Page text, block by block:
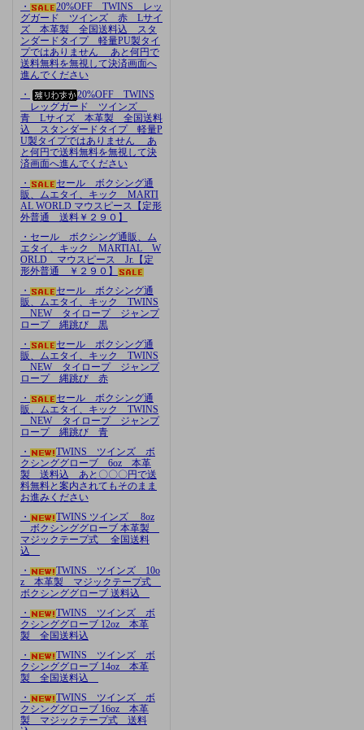
・
20%OFF TWINS レッ
グガード ツインズ 赤 Lサイ
ズ 本革製 全国送料込 スタ
ンダードタイプ 軽量PU製タイ
プではありません あと何円で
送料無料を無視して決済画面へ
進んでください
・
20%OFF TWINS
レッグガード ツインズ
青 Lサイズ 本革製 全国送料
込 スタンダードタイプ 軽量P
U製タイプではありません あ
と何円で送料無料を無視して決
済画面へ進んでください
・
セール ボクシング通
販、ムエタイ、キック MARTI
AL WORLD マウスピース【定形
外普通 送料￥２９０】
・セール ボクシング通販、ム
エタイ、キック MARTIAL W
ORLD マウスピース Jr.【定
形外普通 ￥２９０】
・
セール ボクシング通
販、ムエタイ、キック TWINS
NEW タイロープ ジャンプ
ロープ 縄跳び 黒
・
セール ボクシング通
販、ムエタイ、キック TWINS
NEW タイロープ ジャンプ
ロープ 縄跳び 赤
・
セール ボクシング通
販、ムエタイ、キック TWINS
NEW タイロープ ジャンプ
ロープ 縄跳び 青
・
TWINS ツインズ ボ
クシンググローブ 6oz 本革
製 送料込 あと〇〇〇円で送
料無料と案内されてもそのまま
お進みください
・
TWINS ツインズ 8oz
ボクシンググローブ 本革製
マジックテープ式 全国送料
込
・
TWINS ツインズ 10o
z 本革製 マジックテープ式
ボクシンググローブ 送料込
・
TWINS ツインズ ボ
クシンググローブ 12oz 本革
製 全国送料込
・
TWINS ツインズ ボ
クシンググローブ 14oz 本革
製 全国送料込
・
TWINS ツインズ ボ
クシンググローブ 16oz 本革
製 マジックテープ式 送料